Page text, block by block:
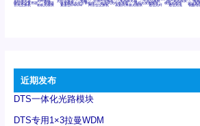
微型波分复用器 探测器 收发模块光学引擎组件 机架式光纤收发器 模拟光发射模块 模拟光器件 波分复
百兆交换机 相机光模块 紧凑型DWDM 网管型交换机 表贴式单路光模块 通信光纤 通信光缆 铌酸锂
近期发布
DTS一体化光路模块
DTS专用1×3拉曼WDM